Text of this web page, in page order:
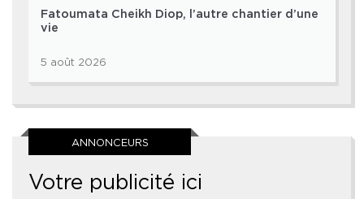
Fatoumata Cheikh Diop, l’autre chantier d’une
vie
5 août 2026
ANNONCEURS
Votre publicité ici